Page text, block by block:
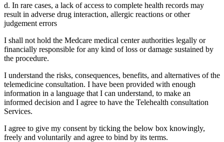
d. In rare cases, a lack of access to complete health records may
result in adverse drug interaction, allergic reactions or other
judgement errors
I shall not hold the Medcare medical center authorities legally or
financially responsible for any kind of loss or damage sustained by
the procedure.
I understand the risks, consequences, benefits, and alternatives of the
telemedicine consultation. I have been provided with enough
information in a language that I can understand, to make an
informed decision and I agree to have the Telehealth consultation
Services.
I agree to give my consent by ticking the below box knowingly,
freely and voluntarily and agree to bind by its terms.